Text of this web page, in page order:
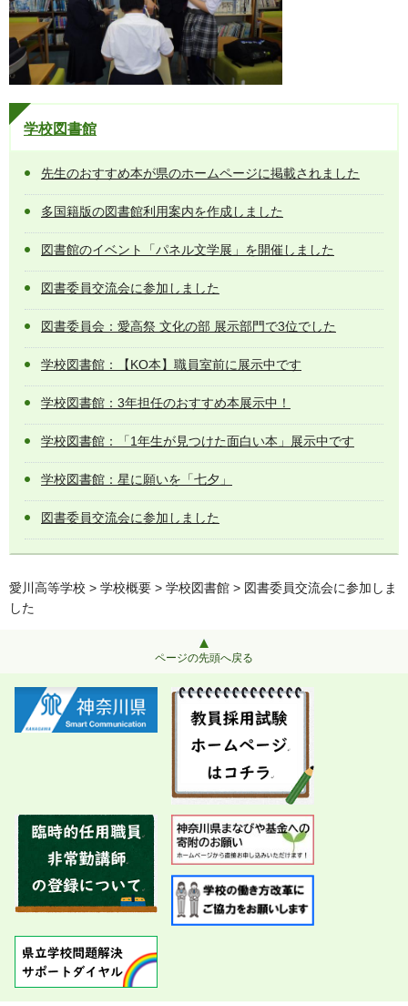
学校図書館
先生のおすすめ本が県のホームページに掲載されました
多国籍版の図書館利用案内を作成しました
図書館のイベント「パネル文学展」を開催しました
図書委員交流会に参加しました
図書委員会：愛高祭 文化の部 展示部門で3位でした
学校図書館：【KO本】職員室前に展示中です
学校図書館：3年担任のおすすめ本展示中！
学校図書館：「1年生が見つけた面白い本」展示中です
学校図書館：星に願いを「七夕」
図書委員交流会に参加しました
愛川高等学校 > 学校概要 > 学校図書館 > 図書委員交流会に参加しま
した
ページの先頭へ戻る